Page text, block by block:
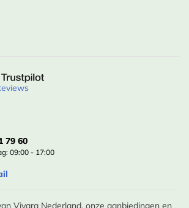
79 60
09:00 - 17:00
Vivara Nederland, onze aanbiedingen en